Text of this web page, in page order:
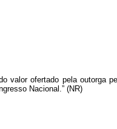
ofertado pela outorga
Nacional.” (NR)